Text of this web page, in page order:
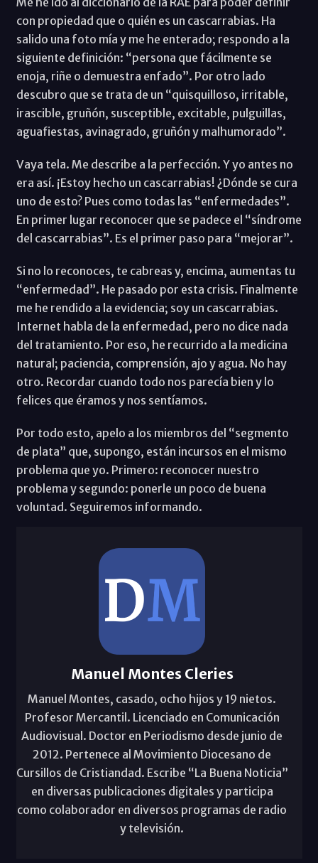
con propiedad que o quién es un cascarrabias. Ha
salido una foto mía y me he enterado; respondo a la
siguiente definición: “persona que fácilmente se
enoja, riñe o demuestra enfado”. Por otro lado
descubro que se trata de un “quisquilloso, irritable,
irascible, gruñón, susceptible, excitable, pulguillas,
aguafiestas, avinagrado, gruñón y malhumorado”.
Vaya tela. Me describe a la perfección. Y yo antes no
era así. ¡Estoy hecho un cascarrabias! ¿Dónde se cura
uno de esto? Pues como todas las “enfermedades”.
En primer lugar reconocer que se padece el “síndrome
del cascarrabias”. Es el primer paso para “mejorar”.
Si no lo reconoces, te cabreas y, encima, aumentas tu
“enfermedad”. He pasado por esta crisis. Finalmente
me he rendido a la evidencia; soy un cascarrabias.
Internet habla de la enfermedad, pero no dice nada
del tratamiento. Por eso, he recurrido a la medicina
natural; paciencia, comprensión, ajo y agua. No hay
otro. Recordar cuando todo nos parecía bien y lo
felices que éramos y nos sentíamos.
Por todo esto, apelo a los miembros del “segmento
de plata” que, supongo, están incursos en el mismo
problema que yo. Primero: reconocer nuestro
problema y segundo: ponerle un poco de buena
voluntad. Seguiremos informando.
Manuel Montes Cleries
Manuel Montes, casado, ocho hijos y 19 nietos.
Profesor Mercantil. Licenciado en Comunicación
Audiovisual. Doctor en Periodismo desde junio de
2012. Pertenece al Movimiento Diocesano de
Cursillos de Cristiandad. Escribe “La Buena Noticia”
en diversas publicaciones digitales y participa
como colaborador en diversos programas de radio
y televisión.